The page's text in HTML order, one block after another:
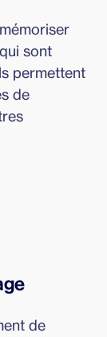
sont
permettent
de
de